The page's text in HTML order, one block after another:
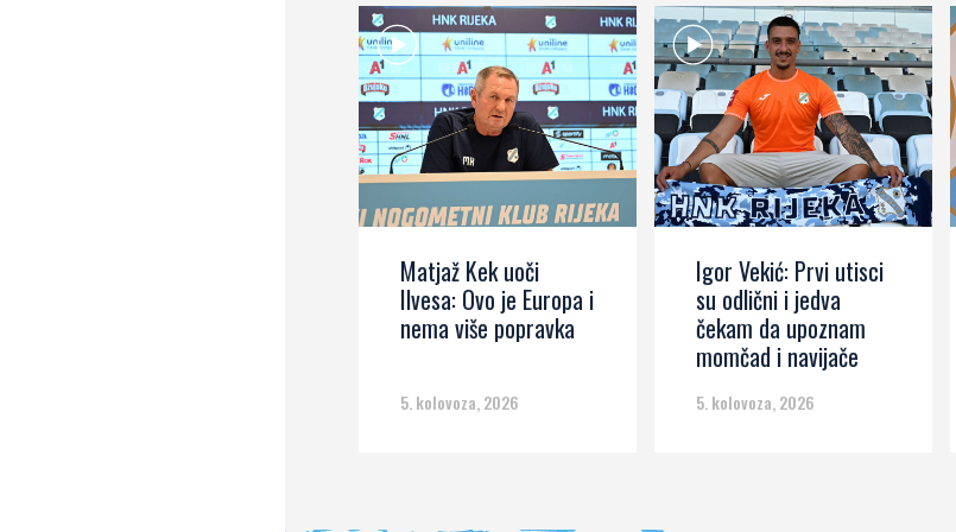
Matjaž Kek uoči
Ilvesa: Ovo je Europa i
nema više popravka
5. kolovoza, 2026
Igor Vekić: Prvi utisci
su odlični i jedva
čekam da upoznam
momčad i navijače
5. kolovoza, 2026